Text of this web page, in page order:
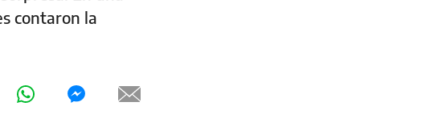
contaron la